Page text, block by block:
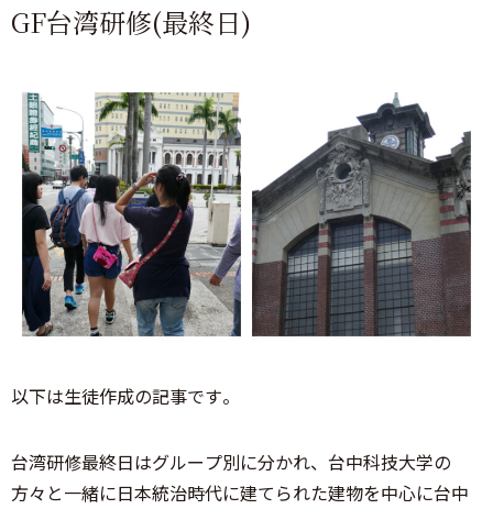
GF台湾研修(最終日)
以下は生徒作成の記事です。
台湾研修最終日はグループ別に分かれ、台中科技大学の
方々と一緒に日本統治時代に建てられた建物を中心に台中